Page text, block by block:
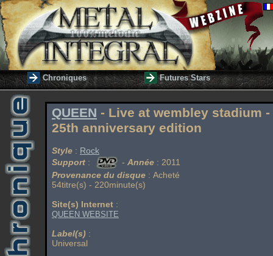
Chroniques Futures Stars
QUEEN - Live at wembley stadium -
25th anniversary edition
Style : Rock
Support : - Année : 2011
Provenance du disque : Acheté
54titre(s) - 220minute(s)
Site(s) Internet :
QUEEN WEBSITE
Label(s) :
Universal